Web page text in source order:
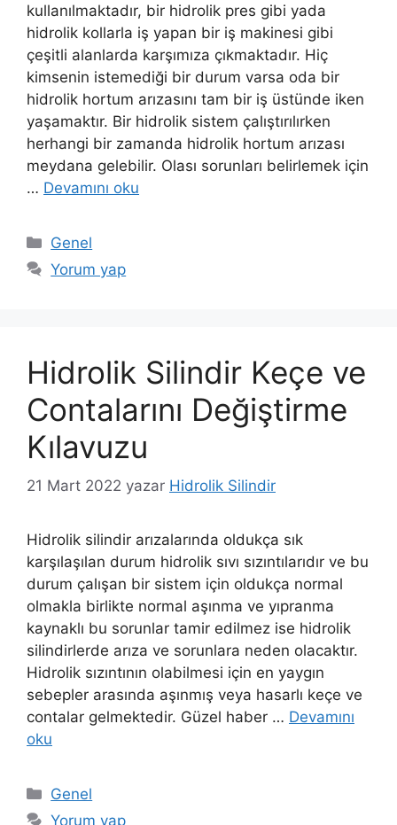
kullanılmaktadır, bir hidrolik pres gibi yada
hidrolik kollarla iş yapan bir iş makinesi gibi
çeşitli alanlarda karşımıza çıkmaktadır. Hiç
kimsenin istemediği bir durum varsa oda bir
hidrolik hortum arızasını tam bir iş üstünde iken
yaşamaktır. Bir hidrolik sistem çalıştırılırken
herhangi bir zamanda hidrolik hortum arızası
meydana gelebilir. Olası sorunları belirlemek için
… Devamını oku
Kategoriler
Genel
Yorum yap
Hidrolik Silindir Keçe ve
Contalarını Değiştirme
Kılavuzu
21 Mart 2022 yazar Hidrolik Silindir
Hidrolik silindir arızalarında oldukça sık
karşılaşılan durum hidrolik sıvı sızıntılarıdır ve bu
durum çalışan bir sistem için oldukça normal
olmakla birlikte normal aşınma ve yıpranma
kaynaklı bu sorunlar tamir edilmez ise hidrolik
silindirlerde arıza ve sorunlara neden olacaktır.
Hidrolik sızıntının olabilmesi için en yaygın
sebepler arasında aşınmış veya hasarlı keçe ve
contalar gelmektedir. Güzel haber … Devamını
oku
Kategoriler
Genel
Yorum yap